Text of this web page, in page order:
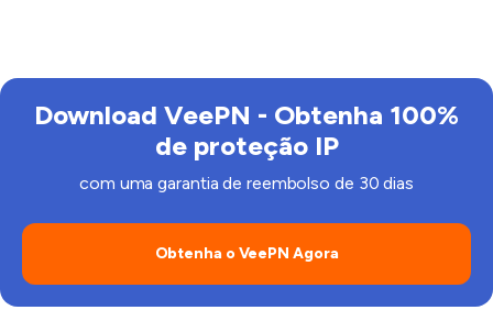
Download VeePN - Obtenha 100%
de proteção IP
com uma garantia de reembolso de 30 dias
Obtenha o VeePN Agora